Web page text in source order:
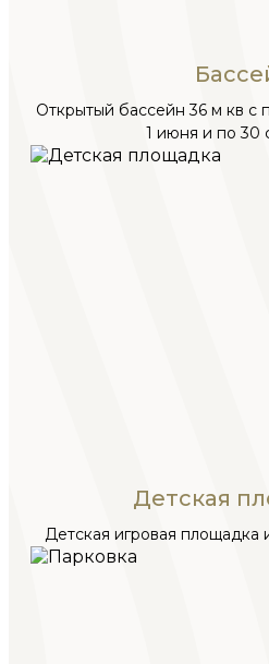
Открытый бассейн 36 м кв с
1 июня и по 30
Детская
Детская игровая площадка